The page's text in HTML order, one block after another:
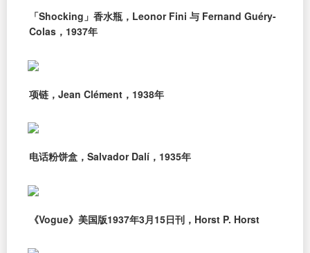
「Shocking」香水瓶，Leonor Fini 与 Fernand Guéry-
Colas，1937年
项链，Jean Clément，1938年
电话粉饼盒，Salvador Dalí，1935年
《Vogue》美国版1937年3月15日刊，Horst P. Horst